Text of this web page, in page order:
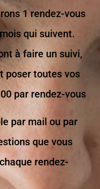
1 rendez-vous
qui suivent.
à faire un suivi,
poser toutes vos
par rendez-vous
par mail ou par
que vous
rendez-